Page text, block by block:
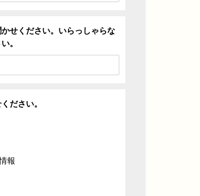
せください。いらっしゃらな
。
ださい。
報